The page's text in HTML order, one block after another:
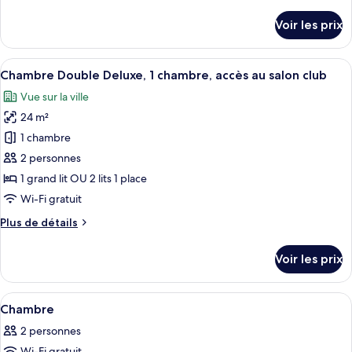
au
salon
club
le
type
de
Suite
Junior,
accès
au
salon
club
Voir les prix
Afficher
toutes
les
photos
pour
ce
type
de
chambre :
Chambre
1
chambre,
accès
au
Une chambre d’hôtel comprenant
14
Chambre Double Deluxe, 1 chambre, accès au salon club
Vue sur la ville
24 m²
1 chambre
2 personnes
1 grand lit OU 2 lits 1 place
Wi-Fi gratuit
Plus de détails
Plus
le
type
de
Chambre
Double
Voir les prix
Afficher
toutes
les
Une chambre d’hôtel équipée d’un
7
Chambre
2 personnes